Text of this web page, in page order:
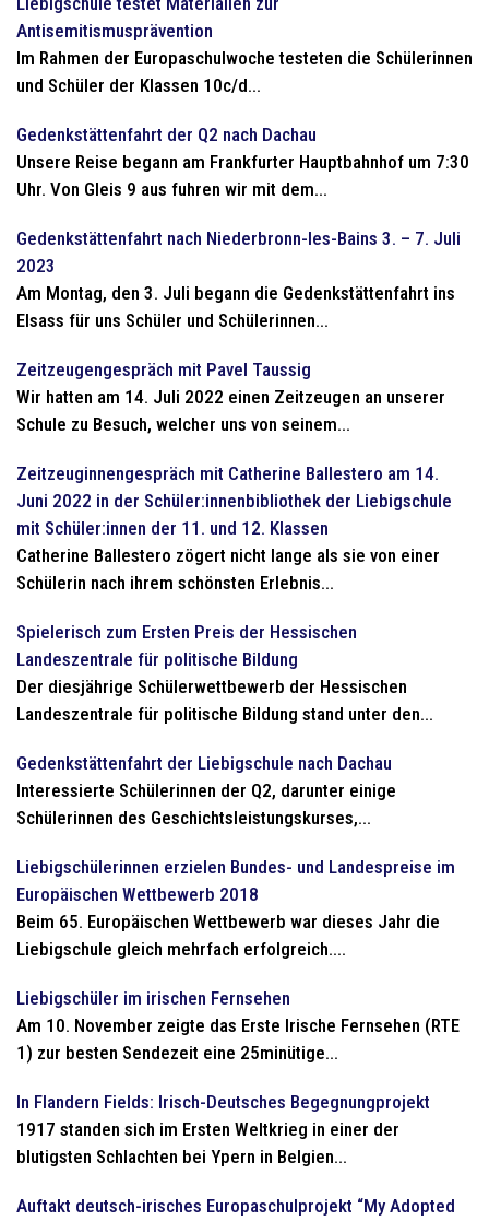
Antisemitismusprävention
Im Rahmen der Europaschulwoche testeten die Schülerinnen
und Schüler der Klassen 10c/d...
Gedenkstättenfahrt der Q2 nach Dachau
Unsere Reise begann am Frankfurter Hauptbahnhof um 7:30
Uhr. Von Gleis 9 aus fuhren wir mit dem...
Gedenkstättenfahrt nach Niederbronn-les-Bains 3. – 7. Juli
2023
Am Montag, den 3. Juli begann die Gedenkstättenfahrt ins
Elsass für uns Schüler und Schülerinnen...
Zeitzeugengespräch mit Pavel Taussig
Wir hatten am 14. Juli 2022 einen Zeitzeugen an unserer
Schule zu Besuch, welcher uns von seinem...
Zeitzeuginnengespräch mit Catherine Ballestero am 14.
Juni 2022 in der Schüler:innenbibliothek der Liebigschule
mit Schüler:innen der 11. und 12. Klassen
Catherine Ballestero zögert nicht lange als sie von einer
Schülerin nach ihrem schönsten Erlebnis...
Spielerisch zum Ersten Preis der Hessischen
Landeszentrale für politische Bildung
Der diesjährige Schülerwettbewerb der Hessischen
Landeszentrale für politische Bildung stand unter den...
Gedenkstättenfahrt der Liebigschule nach Dachau
Interessierte Schülerinnen der Q2, darunter einige
Schülerinnen des Geschichtsleistungskurses,...
Liebigschülerinnen erzielen Bundes- und Landespreise im
Europäischen Wettbewerb 2018
Beim 65. Europäischen Wettbewerb war dieses Jahr die
Liebigschule gleich mehrfach erfolgreich....
Liebigschüler im irischen Fernsehen
Am 10. November zeigte das Erste Irische Fernsehen (RTE
1) zur besten Sendezeit eine 25minütige...
In Flandern Fields: Irisch-Deutsches Begegnungprojekt
1917 standen sich im Ersten Weltkrieg in einer der
blutigsten Schlachten bei Ypern in Belgien...
Auftakt deutsch-irisches Europaschulprojekt “My Adopted